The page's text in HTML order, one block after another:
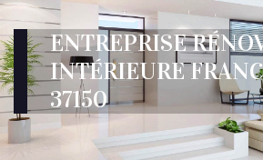
ENTREPRISE
INTÉRIEURE
37150